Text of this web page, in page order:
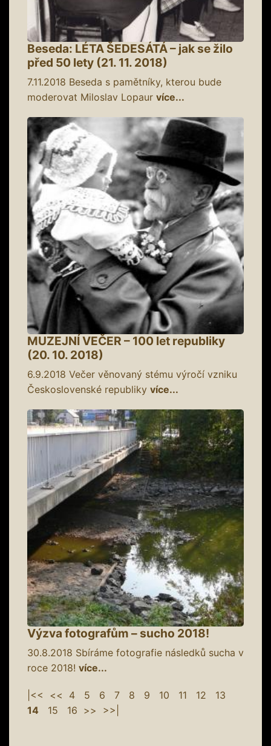
Beseda: LÉTA ŠEDESÁTÁ – jak se žilo
před 50 lety (21. 11. 2018)
7.11.2018 Beseda s pamětníky, kterou bude
moderovat Miloslav Lopaur více...
MUZEJNÍ VEČER – 100 let republiky
(20. 10. 2018)
6.9.2018 Večer věnovaný stému výročí vzniku
Československé republiky více...
Výzva fotografům – sucho 2018!
30.8.2018 Sbíráme fotografie následků sucha v
roce 2018! více...
|<< << 4 5 6 7 8 9 10 11 12
13
14
15 16 >> >>|